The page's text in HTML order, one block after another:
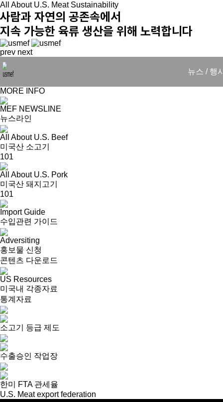
All About U.S. Meat Sustainability
사람과 자연의 공존속에서
지속 가능한 육류 생산을 위해 노력합니다
prev next
뉴스 / 행
MORE INFO
MEF NEWSLINE
뉴스라인
All About U.S. Beef
미국산 소고기
101
All About U.S. Pork
미국산 돼지고기
101
Import Guide
수입관련 가이드
Adversiting
홍보물 신청
콘텐츠 다운로드
US Resources
미국내 각종자료
통계자료
소고기 등급 제도
수출승인 작업장
한미 FTA 관세율
U.S. Meat export federation